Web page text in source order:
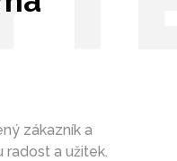
zákazník a
radost a užitek.